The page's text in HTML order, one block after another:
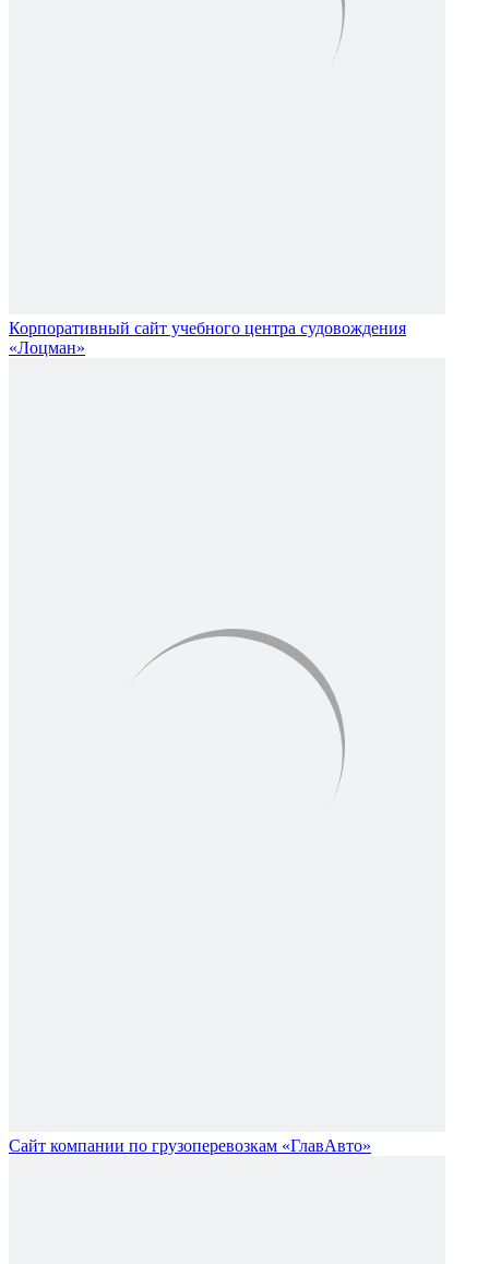
Корпоративный сайт учебного центра судовождения
«Лоцман»
Сайт компании по грузоперевозкам «ГлавАвто»